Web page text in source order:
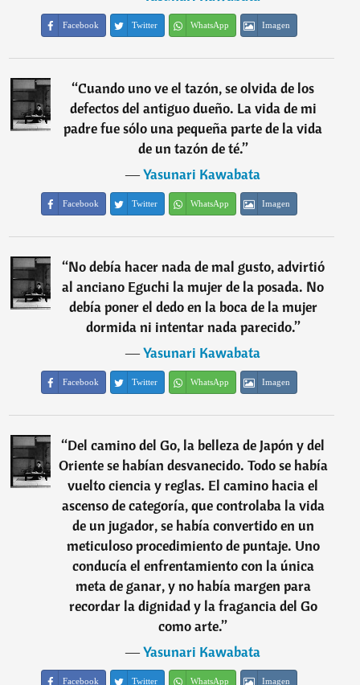
Facebook Twitter WhatsApp Imagen
“Cuando uno ve el tazón, se olvida de los
defectos del antiguo dueño. La vida de mi
padre fue sólo una pequeña parte de la vida
de un tazón de té.”
―Yasunari Kawabata
Facebook Twitter WhatsApp Imagen
“No debía hacer nada de mal gusto, advirtió
al anciano Eguchi la mujer de la posada. No
debía poner el dedo en la boca de la mujer
dormida ni intentar nada parecido.”
―Yasunari Kawabata
Facebook Twitter WhatsApp Imagen
“Del camino del Go, la belleza de Japón y del
Oriente se habían desvanecido. Todo se había
vuelto ciencia y reglas. El camino hacia el
ascenso de categoría, que controlaba la vida
de un jugador, se había convertido en un
meticuloso procedimiento de puntaje. Uno
conducía el enfrentamiento con la única
meta de ganar, y no había margen para
recordar la dignidad y la fragancia del Go
como arte.”
―Yasunari Kawabata
Facebook Twitter WhatsApp Imagen